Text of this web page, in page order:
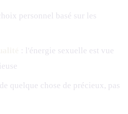
personnel basé sur les
: l'énergie sexuelle est vue
quelque chose de précieux, pas